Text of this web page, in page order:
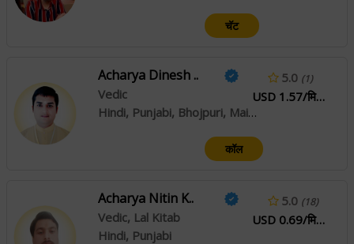
चॅट
Acharya Dinesh ..
Vedic
Hindi, Punjabi, Bhojpuri, Maithili
5.0 (1)
USD 1.57/मिनिटे
कॉल
Acharya Nitin K..
Vedic, Lal Kitab
Hindi, Punjabi
5.0 (18)
USD 0.69/मिनिटे